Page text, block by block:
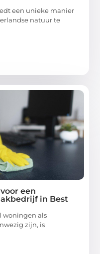
een unieke manier
natuur te
een
in Best
woningen als
zijn, is